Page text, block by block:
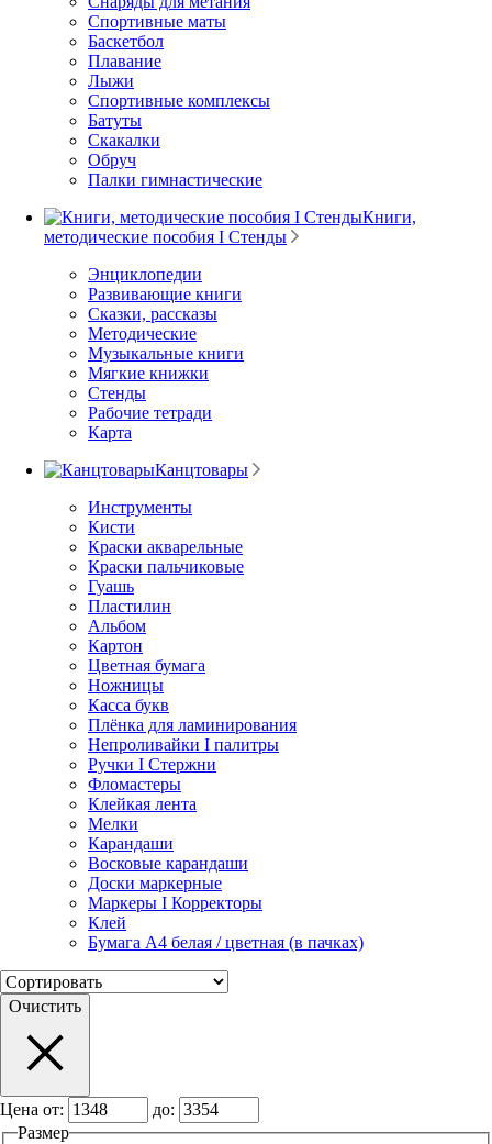
Спортивные маты
Баскетбол
Плавание
Лыжи
Спортивные комплексы
Батуты
Скакалки
Обруч
Палки гимнастические
Книги,
методические пособия I Стенды
Энциклопедии
Развивающие книги
Сказки, рассказы
Методические
Музыкальные книги
Мягкие книжки
Стенды
Рабочие тетради
Карта
Канцтовары
Инструменты
Кисти
Краски акварельные
Краски пальчиковые
Гуашь
Пластилин
Альбом
Картон
Цветная бумага
Ножницы
Касса букв
Плёнка для ламинирования
Непроливайки I палитры
Ручки I Стержни
Фломастеры
Клейкая лента
Мелки
Карандаши
Восковые карандаши
Доски маркерные
Маркеры I Корректоры
Клей
Бумага А4 белая / цветная (в пачках)
Очистить
Цена от:
до:
Размер